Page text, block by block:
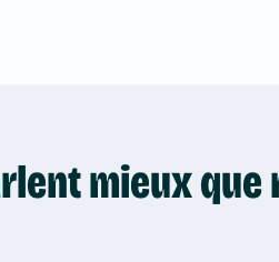
mieux que